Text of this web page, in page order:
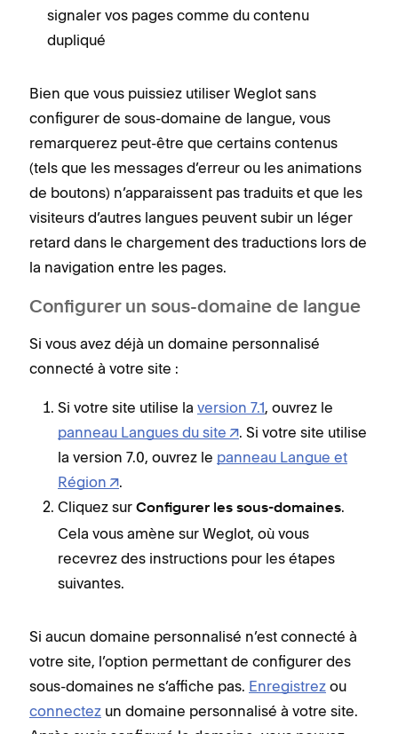
signaler vos pages comme du contenu
dupliqué
Bien que vous puissiez utiliser Weglot sans
configurer de sous-domaine de langue, vous
remarquerez peut-être que certains contenus
(tels que les messages d’erreur ou les animations
de boutons) n’apparaissent pas traduits et que les
visiteurs d’autres langues peuvent subir un léger
retard dans le chargement des traductions lors de
la navigation entre les pages.
Configurer un sous-domaine de langue
Si vous avez déjà un domaine personnalisé
connecté à votre site :
Si votre site utilise la version 7.1, ouvrez le
panneau Langues du site
. Si votre site utilise
la version 7.0, ouvrez le panneau Langue et
Région
.
Cliquez sur Configurer les sous-domaines.
Cela vous amène sur Weglot, où vous
recevrez des instructions pour les étapes
suivantes.
Si aucun domaine personnalisé n’est connecté à
votre site, l’option permettant de configurer des
sous-domaines ne s’affiche pas. Enregistrez ou
connectez un domaine personnalisé à votre site.